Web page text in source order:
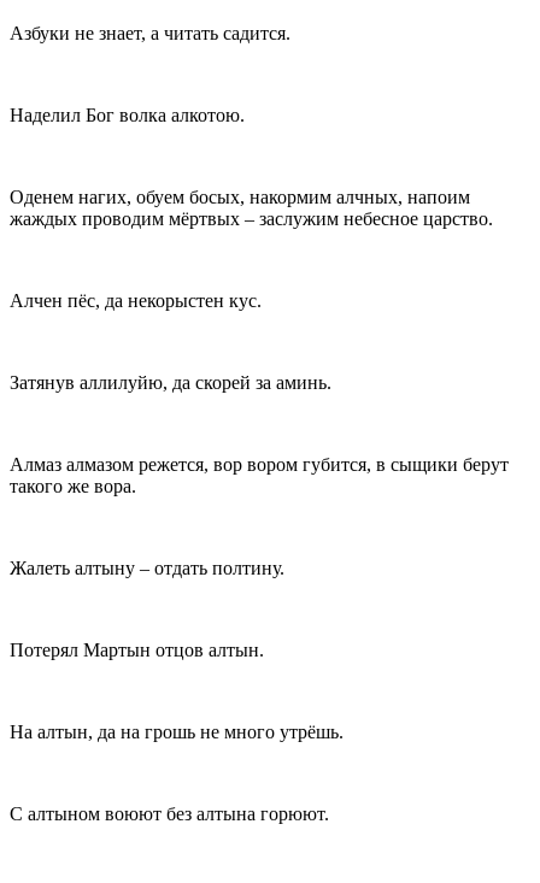
Азбуки не знает, а читать садится.
Наделил Бог волка алкотою.
Оденем нагих, обуем босых, накормим алчных, напоим
жаждых проводим мёртвых – заслужим небесное царство.
Алчен пёс, да некорыстен кус.
Затянув аллилуйю, да скорей за аминь.
Алмаз алмазом режется, вор вором губится, в сыщики берут
такого же вора.
Жалеть алтыну – отдать полтину.
Потерял Мартын отцов алтын.
На алтын, да на грошь не много утрёшь.
С алтыном воюют без алтына горюют.